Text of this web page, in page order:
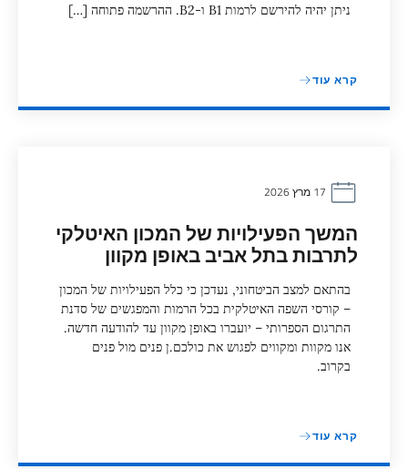
ניתן יהיה להירשם לרמות B1 ו-B2. ההרשמה פתוחה […]
קרא עוד
המשך הפעילויות של המכון האיטלקי
לתרבות בתל אביב באופן מקוון
בהתאם למצב הביטחוני, נעדכן כי כלל הפעילויות של המכון
– קורסי השפה האיטלקית בכל הרמות והמפגשים של סדנת
התרגום הספרותי – יועברו באופן מקוון עד להודעה חדשה.
אנו מקוות ומקווים לפגוש את כולכם.ן פנים מול פנים
בקרוב.
קרא עוד